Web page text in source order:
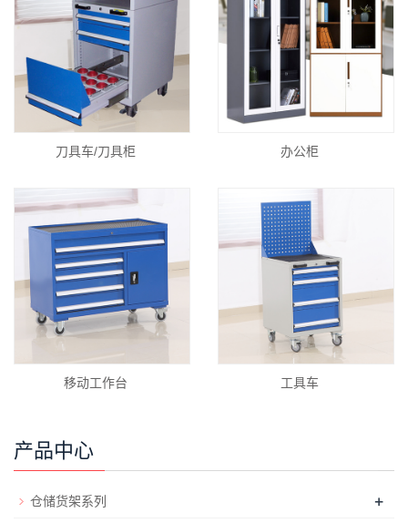
刀具车/刀具柜 办公柜
移动工作台 工具车
产品中心
仓储货架系列 +